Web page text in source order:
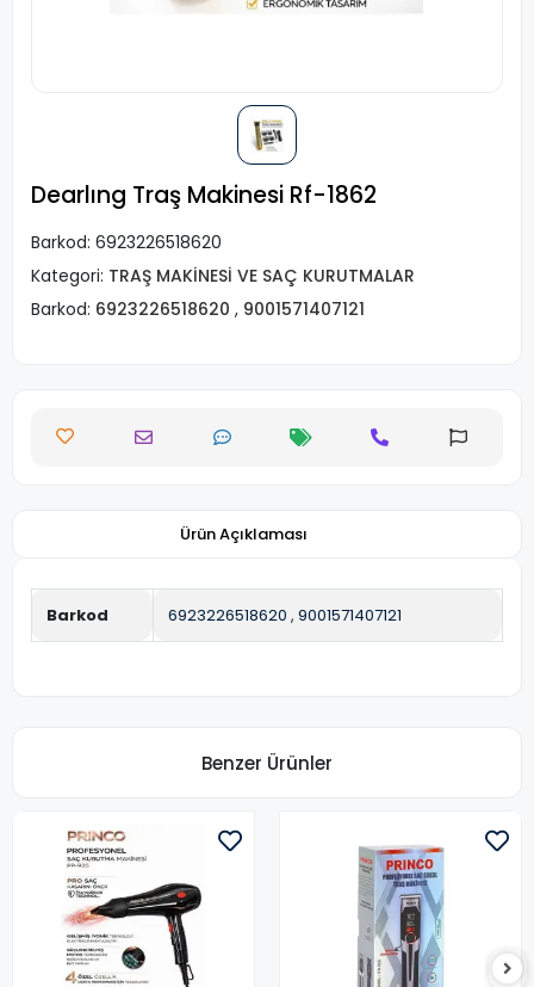
Dearlıng Traş Makinesi Rf-1862
Barkod: 6923226518620
Kategori: TRAŞ MAKİNESİ VE SAÇ KURUTMALAR
Barkod: 6923226518620 , 9001571407121
Ürün Açıklaması
Barkod 6923226518620 , 9001571407121
Benzer Ürünler